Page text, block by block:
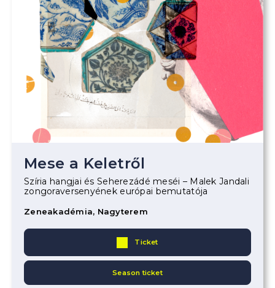
Mese a Keletről
Szíria hangjai és Seherezádé meséi – Malek Jandali
zongoraversenyének európai bemutatója
Zeneakadémia, Nagyterem
Ticket
Season ticket